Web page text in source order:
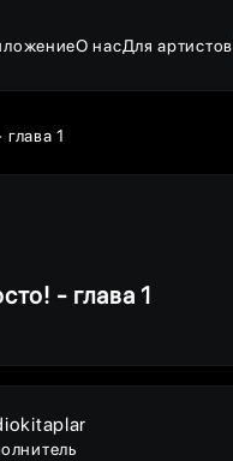
О насДля артистов
1
- глава 1